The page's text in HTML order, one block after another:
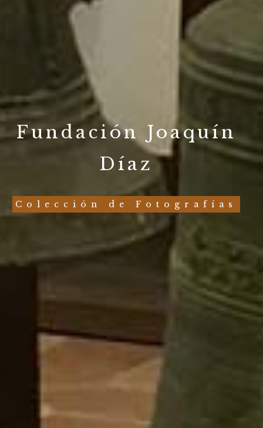
Fundación Joaquín
Díaz
Colección de Fotografías